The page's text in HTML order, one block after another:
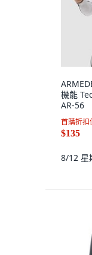
機能
AR-56
首購折扣
$135
8/12 星